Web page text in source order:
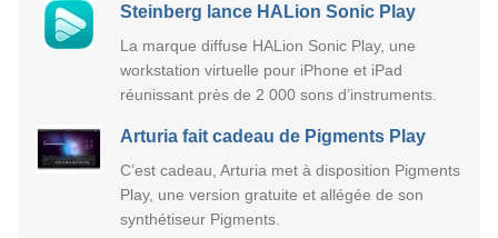
Steinberg lance HALion Sonic Play
La marque diffuse HALion Sonic Play, une
workstation virtuelle pour iPhone et iPad
réunissant près de 2 000 sons d’instruments.
Arturia fait cadeau de Pigments Play
C’est cadeau, Arturia met à disposition Pigments
Play, une version gratuite et allégée de son
synthétiseur Pigments.